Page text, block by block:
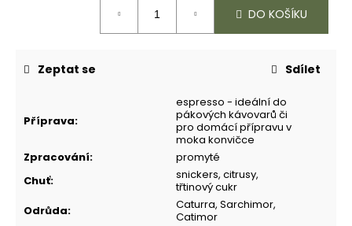
DO KOŠÍKU
Příprava:
espresso - ideální do
pákových kávovarů či
pro domácí přípravu v
moka konvičce
Zpracování:
promyté
Chuť:
snickers, citrusy,
třtinový cukr
Odrůda:
Caturra, Sarchimor,
Catimor
Zeptat se Sdílet